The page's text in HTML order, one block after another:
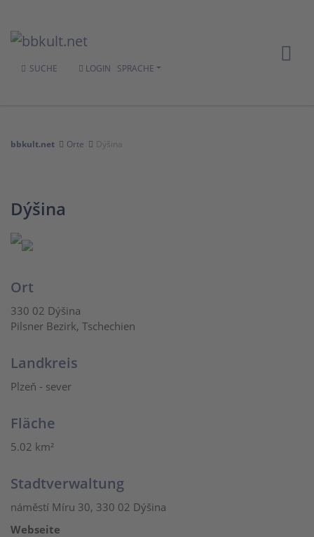
SUCHE LOGIN SPRACHE
bbkult.net Orte Dýšina
Dýšina
Ort
330 02 Dýšina
Pilsner Bezirk, Tschechien
Landkreis
Plzeň - sever
Fläche
5.02 km²
Stadtverwaltung
náměstí Míru 30, 330 02 Dýšina
Webseite